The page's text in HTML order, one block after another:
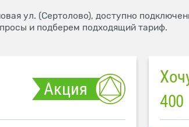
ул. (Сертолово), доступно
и подберем подходящий тариф.
Акция
400